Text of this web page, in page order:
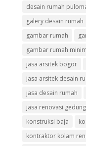
desain rumah
galery desain rumah
gambar rumah
gambar rumah
jasa arsitek bogor
jasa arsitek desain
jasa desain rumah
jasa renovasi gedung
konstruksi baja
kontraktor kolam